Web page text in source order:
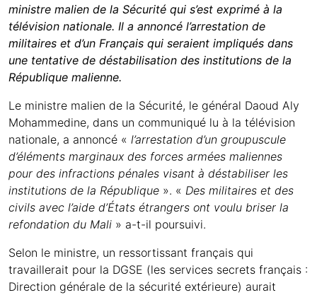
ministre malien de la Sécurité qui s’est exprimé à la
télévision nationale. Il a annoncé l’arrestation de
militaires et d’un Français qui seraient impliqués dans
une tentative de déstabilisation des institutions de la
République malienne.
Le ministre malien de la Sécurité, le général Daoud Aly
Mohammedine, dans un communiqué lu à la télévision
nationale, a annoncé « l’arrestation d’un groupuscule
d’éléments marginaux des forces armées maliennes
pour des infractions pénales visant à déstabiliser les
institutions de la République ». « Des militaires et des
civils avec l’aide d’États étrangers ont voulu briser la
refondation du Mali » a-t-il poursuivi.
Selon le ministre, un ressortissant français qui
travaillerait pour la DGSE (les services secrets français :
Direction générale de la sécurité extérieure) aurait